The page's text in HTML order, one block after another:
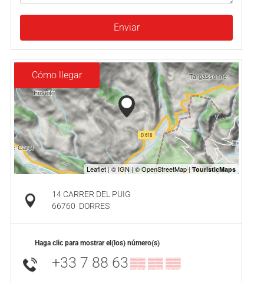
Enviar
Cómo llegar
14 CARRER DEL PUIG
66760 DORRES
Haga clic para mostrar el(los) número(s)
+33 7 88 63▒▒ ▒▒ ▒▒